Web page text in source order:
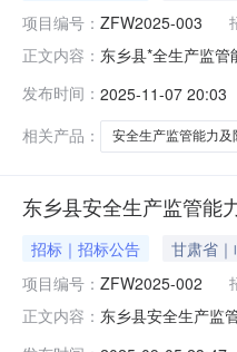
项目编号： ZFW2025-003
正文内容： 东乡县*全生产监
间2025-11-
发布时间： 2025-11-07 20:03
相关产品：
安全生产监管能力
东乡县安全生产监管能
招标｜招标公告 甘肃省
项目编号： ZFW2025-002
正文内容： 东乡县安全生产监